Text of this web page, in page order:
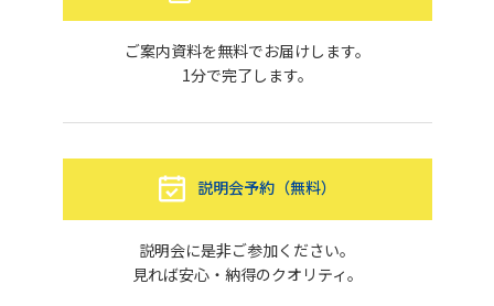
ご案内資料を無料でお届けします。
1分で完了します。
説明会予約（無料）
説明会に是非ご参加ください。
見れば安心・納得のクオリティ。